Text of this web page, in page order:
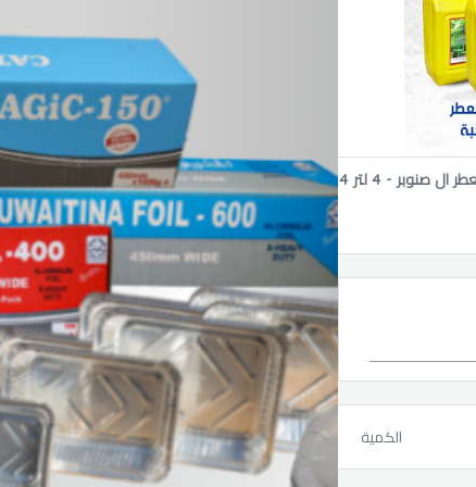
كرتون منظف عام كواليتي صابون سائل - 5 لتر 4 حبه + كرتون مطهر عام بعطر ال صنوبر - 4 لتر 4
الكمية